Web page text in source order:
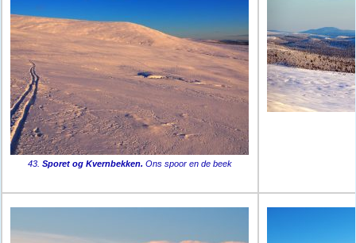
43. Sporet og Kvernbekken. Ons spoor en de beek